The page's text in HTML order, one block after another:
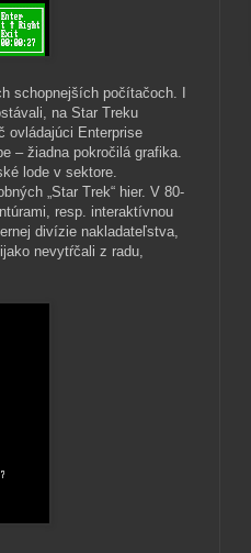
schopnejších počítačoch. I
na Star Treku
ovládajúci Enterprise
– žiadna pokročilá grafika.
lode v sektore.
„Star Trek“ hier. V 80-
resp. interaktívnou
divízie nakladateľstva,
nevytŕčali z radu,